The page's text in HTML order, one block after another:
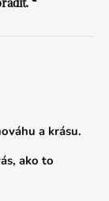
a krásu.
ako to